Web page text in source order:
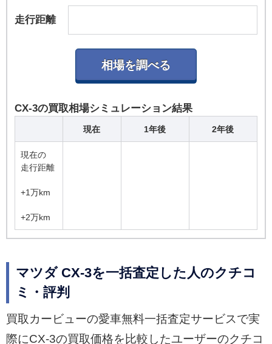
走行距離
CX-3の買取相場シミュレーション結果
現在 1年後 2年後
現在の
走行距離
+1万km
+2万km
マツダ CX-3を一括査定した人のクチコ
ミ・評判
買取カービューの愛車無料一括査定サービスで実
際にCX-3の買取価格を比較したユーザーのクチコ